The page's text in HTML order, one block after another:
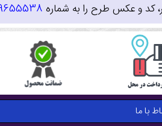
کد و عکس طرح را به شماره
با ما